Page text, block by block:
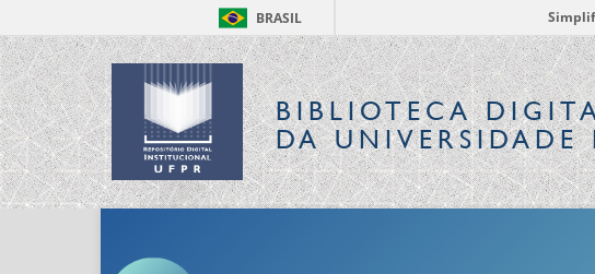
BRASIL
BIBLIOTECA
DA UNIVERSIDADE